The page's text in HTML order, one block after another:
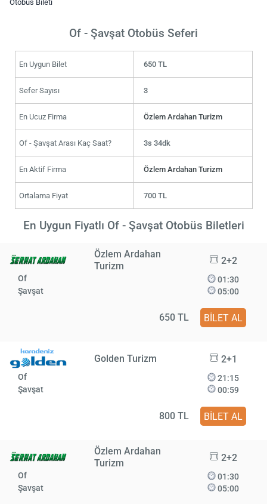
Otobüs Bileti
Of - Şavşat Otobüs Seferi
En Uygun Bilet 650 TL
Sefer Sayısı 3
En Ucuz Firma Özlem Ardahan Turizm
Of - Şavşat Arası Kaç Saat? 3s 34dk
En Aktif Firma Özlem Ardahan Turizm
Ortalama Fiyat 700 TL
En Uygun Fiyatlı Of - Şavşat Otobüs Biletleri
Özlem Ardahan
Turizm
2+2
Of
Şavşat
01:30
05:00
650 TL BİLET AL
Golden Turizm 2+1
Of
Şavşat
21:15
00:59
800 TL BİLET AL
Özlem Ardahan
Turizm
2+2
Of
Şavşat
01:30
05:00